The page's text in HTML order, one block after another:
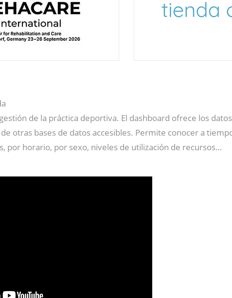
de la práctica deportiva. El dashboard ofrece los
otras bases de datos accesibles. Permite conocer a
por horario, por sexo, niveles de utilización de recursos…